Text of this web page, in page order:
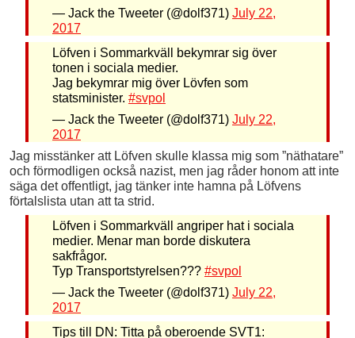
— Jack the Tweeter (@dolf371) July 22,
2017
Löfven i Sommarkväll bekymrar sig över
tonen i sociala medier.
Jag bekymrar mig över Lövfen som
statsminister. #svpol
— Jack the Tweeter (@dolf371) July 22,
2017
Jag misstänker att Löfven skulle klassa mig som ”näthatare”
och förmodligen också nazist, men jag råder honom att inte
säga det offentligt, jag tänker inte hamna på Löfvens
förtalslista utan att ta strid.
Löfven i Sommarkväll angriper hat i sociala
medier. Menar man borde diskutera
sakfrågor.
Typ Transportstyrelsen??? #svpol
— Jack the Tweeter (@dolf371) July 22,
2017
Tips till DN: Titta på oberoende SVT1: